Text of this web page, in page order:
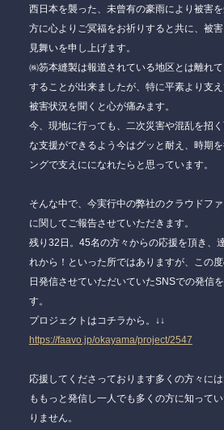
西日本を襲った、未曾有の豪雨により被害
方に心よりご冥福をお祈りすると共に、被
見舞いを申し上げます。
㈱笏本縫製は報道されている地区とは離れ
することが出来ましたが、特に平素より支
被害状況を聞くと心が痛みます。
今、現地に行っても、二次災害や混乱を招
な支援ができるよう今はグッと耐え、時期
ングで支えにになれたらと思っています。
そんな中で、今実行中の弊社のクラウドフ
に関してご報告させていただきます。
残り32日。45名の方々からの応援を頂き、
れから！といった所ではありますが、この
日発信させていただいていたSNSでの発信
す。
プロジェクトはコチラから。↓↓
https://faavo.jp/okayama/project/2547
応援してくださっております多くの方々に
ももっと発信し一人でも多くの方に知って
りません。